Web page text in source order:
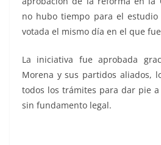
no hubo tiempo para el
votada el mismo día en el que
La iniciativa fue aprobada
Morena y sus partidos aliados,
todos los trámites para dar pie a
sin fundamento legal.